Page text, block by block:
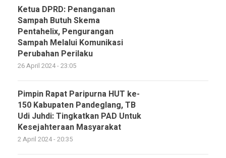
Ketua DPRD: Penanganan
Sampah Butuh Skema
Pentahelix, Pengurangan
Sampah Melalui Komunikasi
Perubahan Perilaku
26 April 2024 - 23:05
Pimpin Rapat Paripurna HUT ke-
150 Kabupaten Pandeglang, TB
Udi Juhdi: Tingkatkan PAD Untuk
Kesejahteraan Masyarakat
2 April 2024 - 20:35